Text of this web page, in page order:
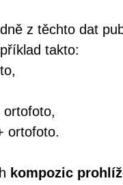
z těchto dat
takto:
ortofoto,
ortofoto.
kompozic